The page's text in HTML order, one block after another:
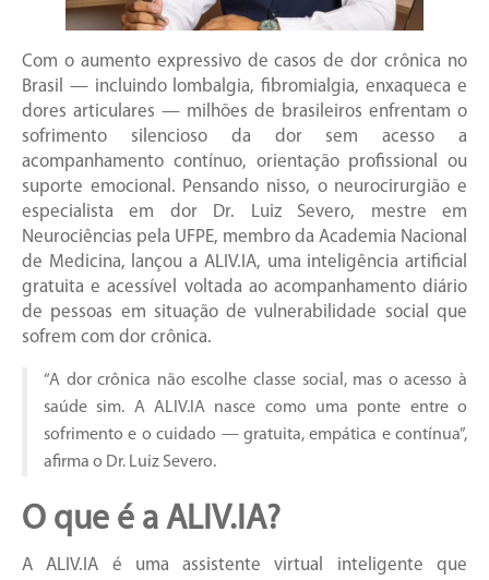
Com o aumento expressivo de casos de dor crônica no
Brasil — incluindo lombalgia, fibromialgia, enxaqueca e
dores articulares — milhões de brasileiros enfrentam o
sofrimento silencioso da dor sem acesso a
acompanhamento contínuo, orientação profissional ou
suporte emocional. Pensando nisso, o neurocirurgião e
especialista em dor Dr. Luiz Severo, mestre em
Neurociências pela UFPE, membro da Academia Nacional
de Medicina, lançou a ALIV.IA, uma inteligência artificial
gratuita e acessível voltada ao acompanhamento diário
de pessoas em situação de vulnerabilidade social que
sofrem com dor crônica.
“A dor crônica não escolhe classe social, mas o acesso à
saúde sim. A ALIV.IA nasce como uma ponte entre o
sofrimento e o cuidado — gratuita, empática e contínua”,
afirma o Dr. Luiz Severo.
O que é a ALIV.IA?
A ALIV.IA é uma assistente virtual inteligente que